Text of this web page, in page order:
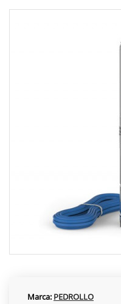
Marca: PEDROLLO